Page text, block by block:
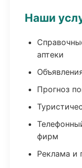
Наши
аптеки
Прогноз
фирм
Реклама и